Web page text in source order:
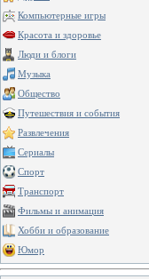
Компьютерные игры
Красота и здоровье
Люди и блоги
Музыка
Общество
Путешествия и события
Развлечения
Сериалы
Спорт
Транспорт
Фильмы и анимация
Хобби и образование
Юмор